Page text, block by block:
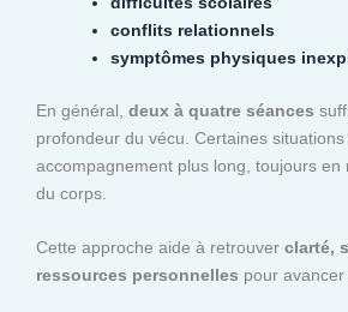
conflits relationnels
symptômes physiques
En général, deux à quatre séances
profondeur du vécu. Certaines
accompagnement plus long, toujours en
du corps.
Cette approche aide à retrouver clarté,
ressources personnelles pour